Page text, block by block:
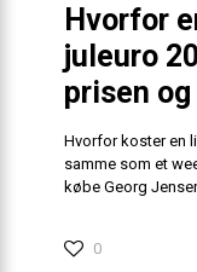
Hvorfor
juleuro
prisen
Hvorfor koster en
samme som et
købe Georg
0